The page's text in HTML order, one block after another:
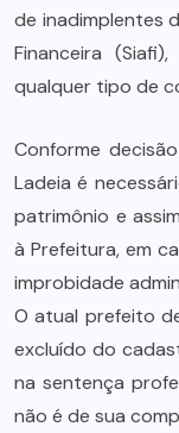
de inadimplentes
Financeira
qualquer tipo de
Conforme
Ladeia é
patrimônio e
à Prefeitura, em
improbidade
O atual prefeito
excluído do
na sentença
não é de sua